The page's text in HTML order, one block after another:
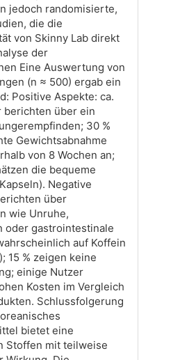
jedoch randomisierte,
die die
von Skinny Lab direkt
der
Eine Auswertung von
(n ≈ 500) ergab ein
Positive Aspekte: ca.
berichten über ein
30 %
Gewichtsabnahme
von 8 Wochen an;
die bequeme
Negative
über
wie Unruhe,
oder gastrointestinale
auf Koffein
15 % zeigen keine
einige Nutzer
Kosten im Vergleich
Schlussfolgerung
bietet eine
Stoffen mit teilweise